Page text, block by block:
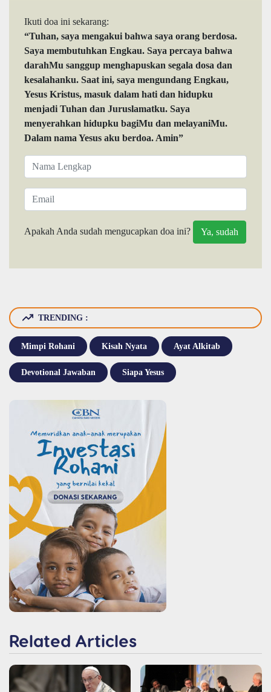
Ikuti doa ini sekarang:
“Tuhan, saya mengakui bahwa saya orang berdosa.
Saya membutuhkan Engkau. Saya percaya bahwa
darahMu sanggup menghapuskan segala dosa dan
kesalahanku. Saat ini, saya mengundang Engkau,
Yesus Kristus, masuk dalam hati dan hidupku
menjadi Tuhan dan Juruslamatku. Saya
menyerahkan hidupku bagiMu dan melayaniMu.
Dalam nama Yesus aku berdoa. Amin”
Apakah Anda sudah mengucapkan doa ini?
TRENDING :
Mimpi Rohani Kisah Nyata Ayat Alkitab
Devotional Jawaban Siapa Yesus
Related Articles